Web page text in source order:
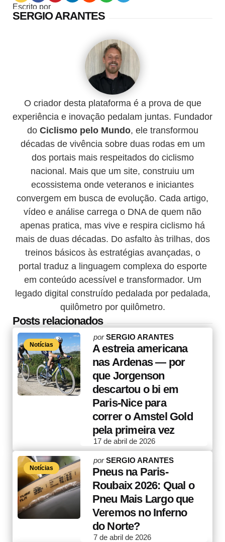
Posts relacionados
Notícias
Posted
by
porSERGIO ARANTES
A estreia americana
nas Ardenas — por
que Jorgenson
descartou o bi em
Paris-Nice para
correr o Amstel Gold
pela primeira vez
17 de abril de 2026
Notícias
Posted
by
porSERGIO ARANTES
Pneus na Paris-
Roubaix 2026: Qual o
Pneu Mais Largo que
Veremos no Inferno
do Norte?
7 de abril de 2026
Escrito por
SERGIO ARANTES
O criador desta plataforma é a prova de que
experiência e inovação pedalam juntas. Fundador
do Ciclismo pelo Mundo, ele transformou
décadas de vivência sobre duas rodas em um
dos portais mais respeitados do ciclismo
nacional. Mais que um site, construiu um
ecossistema onde veteranos e iniciantes
convergem em busca de evolução. Cada artigo,
vídeo e análise carrega o DNA de quem não
apenas pratica, mas vive e respira ciclismo há
mais de duas décadas. Do asfalto às trilhas, dos
treinos básicos às estratégias avançadas, o
portal traduz a linguagem complexa do esporte
em conteúdo acessível e transformador. Um
legado digital construído pedalada por pedalada,
quilômetro por quilômetro.